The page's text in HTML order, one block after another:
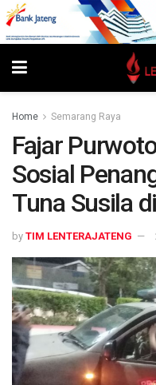
Home Semarang Raya
Fajar
Sosial
Tuna Susila
by TIM LENTERAJATENG